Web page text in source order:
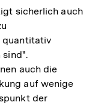
sicherlich auch
quantitativ
sind".
auch die
auf wenige
der